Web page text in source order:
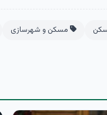
مسکن و شهرسازی